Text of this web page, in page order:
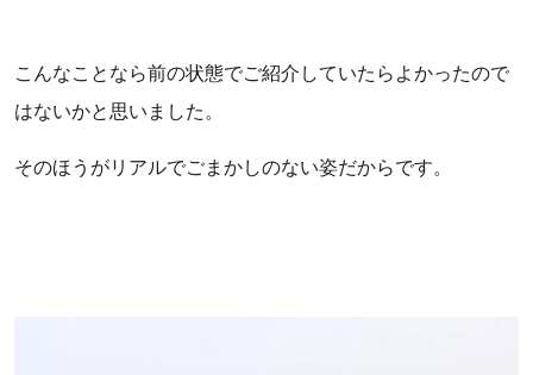
こんなことなら前の状態でご紹介していたらよかったので
はないかと思いました。
そのほうがリアルでごまかしのない姿だからです。